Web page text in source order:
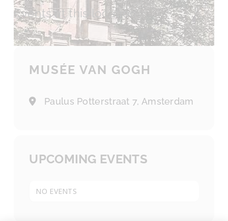
Events at this location
MUSÉE VAN GOGH
Paulus Potterstraat 7, Amsterdam
UPCOMING EVENTS
NO EVENTS